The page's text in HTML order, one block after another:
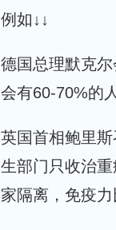
例如↓↓
德国总理默克
会有60-70%的
英国首相鲍里
生部门只收治
家隔离，免疫